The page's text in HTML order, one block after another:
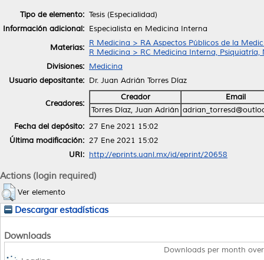
Tipo de elemento: Tesis (Especialidad)
Información adicional: Especialista en Medicina Interna
Materias: R Medicina > RA Aspectos Públicos de la
R Medicina > RC Medicina Interna, Psiquiatría,
Divisiones: Medicina
Usuario depositante: Dr. Juan Adrián Torres Díaz
Creadores:
Creador
Email
Torres Díaz, Juan Adrián
Fecha del depósito: 27 Ene 2021 15:02
Última modificación: 27 Ene 2021 15:02
URI: http://eprints.uanl.mx/id/eprint/20658
Actions (login required)
Ver elemento
Descargar estadísticas
Downloads
Downloads per month